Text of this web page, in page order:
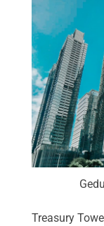
Treasury